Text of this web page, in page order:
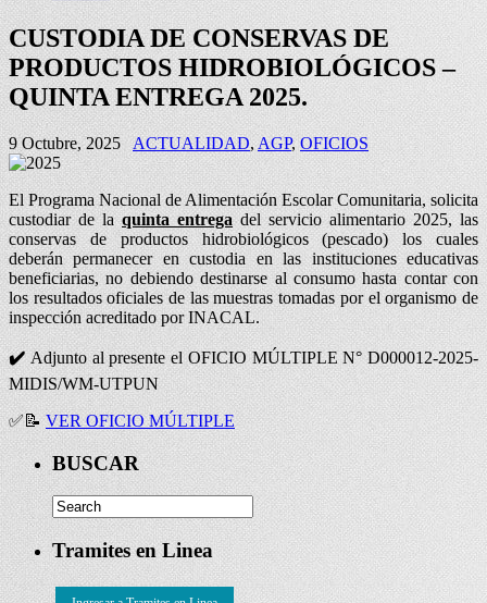
CUSTODIA DE CONSERVAS DE
PRODUCTOS HIDROBIOLÓGICOS –
QUINTA ENTREGA 2025.
9 Octubre, 2025 ACTUALIDAD,AGP,OFICIOS
El Programa Nacional de Alimentación Escolar Comunitaria, solicita
custodiar de laquinta entregadel servicio alimentario 2025, las
conservas de productos hidrobiológicos (pescado) los cuales
deberán permanecer en custodia en las instituciones educativas
beneficiarias, no debiendo destinarse al consumo hasta contar con
los resultados oficiales de las muestras tomadas por el organismo de
inspección acreditado por INACAL.
✔️Adjunto al presente el OFICIO MÚLTIPLE N° D000012-2025-
MIDIS/WM-UTPUN
✅ 📝VER OFICIO MÚLTIPLE
BUSCAR
Tramites en Linea